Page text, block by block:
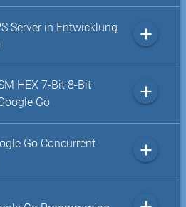
Server in Entwicklung
add
HEX 7-Bit 8-Bit
Go
add
Go Concurrent
add